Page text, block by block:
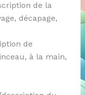
de la
décapage,
de
à la main,